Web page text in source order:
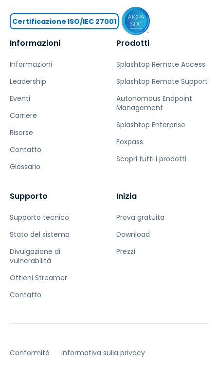
Informazioni
Informazioni
Leadership
Eventi
Carriere
Risorse
Contatto
Glossario
Prodotti
Splashtop Remote Access
Splashtop Remote Support
Autonomous Endpoint
Management
Splashtop Enterprise
Foxpass
Scopri tutti i prodotti
Supporto
Supporto tecnico
Stato del sistema
Divulgazione di
vulnerabilità
Ottieni Streamer
Contatto
Inizia
Prova gratuita
Download
Prezzi
Certificazione ISO/IEC 27001
Conformità Informativa sulla privacy